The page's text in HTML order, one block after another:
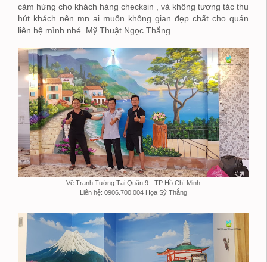
cảm hứng cho khách hàng checksin , và không tương tác thu
hút khách nên mn ai muốn không gian đẹp chất cho quán
liên hệ mình nhé. Mỹ Thuật Ngọc Thắng
Vẽ Tranh Tường Tại Quận 9 - TP Hồ Chí Minh
Liên hệ: 0906.700.004 Họa Sỹ Thắng